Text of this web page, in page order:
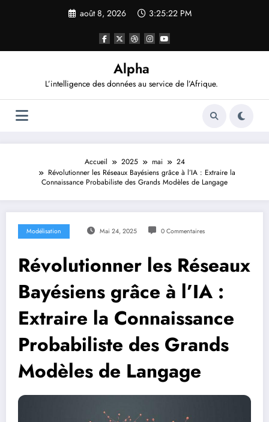
août 8, 2026 3:25:22 PM
Alpha
L’intelligence des données au service de l’Afrique.
Accueil 2025 mai
24
Révolutionner les Réseaux Bayésiens grâce à l’IA : Extraire la
Connaissance Probabiliste des Grands Modèles de Langage
Modélisation Mai 24, 2025 0 Commentaires
Révolutionner les Réseaux
Bayésiens grâce à l’IA :
Extraire la Connaissance
Probabiliste des Grands
Modèles de Langage